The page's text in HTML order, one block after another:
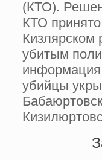
(КТО).
КТО принято
Кизлярском
убитым
убийцы